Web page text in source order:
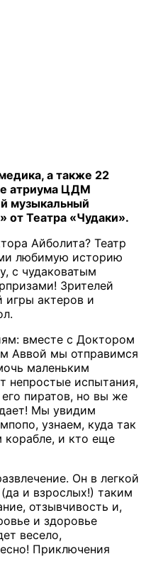
а также 22
атриума ЦДМ
музыкальный
от Театра «Чудаки».
Айболита? Театр
любимую историю
с чудаковатым
Зрителей
игры актеров и
вместе с Доктором
Аввой мы отправимся
маленьким
непростые испытания,
пиратов, но вы же
Мы увидим
узнаем, куда так
и кто еще
Он в легкой
и взрослых!) таким
отзывчивость и,
и здоровье
весело,
Приключения